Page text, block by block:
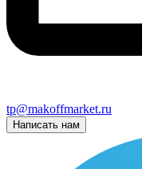
tp@makoffmarket.ru
Написать нам